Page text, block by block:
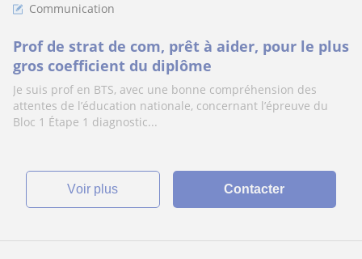
Communication
Prof de strat de com, prêt à aider, pour le plus
gros coefficient du diplôme
Je suis prof en BTS, avec une bonne compréhension des
attentes de l’éducation nationale, concernant l’épreuve du
Bloc 1 Étape 1 diagnostic...
voir plus Contacter